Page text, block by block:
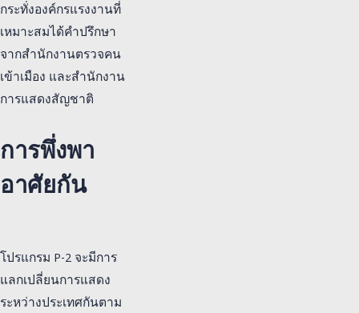
กระทั่งองค์กรแรงงานที่
เหมาะสมได้คำปรึกษา
จากสำนักงานตรวจคน
เข้าเมือง และสำนักงาน
การแสดงสัญชาติ
การพึ่งพา
อาศัยกัน
โปรแกรม P-2 จะมีการ
แลกเปลี่ยนการแสดง
ระหว่างประเทศกันตาม